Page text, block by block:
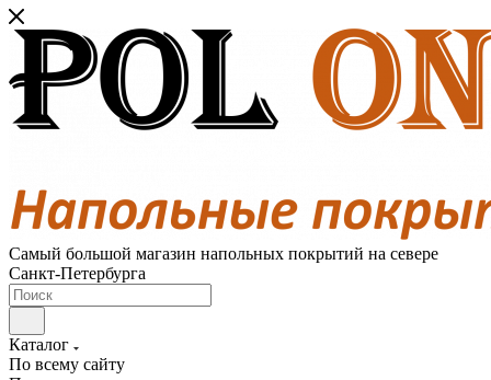
Самый большой магазин напольных покрытий на севере
Санкт-Петербурга
Каталог
По всему сайту